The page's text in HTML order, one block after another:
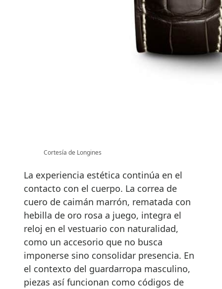
Cortesía de Longines
La experiencia estética continúa en el
contacto con el cuerpo. La correa de
cuero de caimán marrón, rematada con
hebilla de oro rosa a juego, integra el
reloj en el vestuario con naturalidad,
como un accesorio que no busca
imponerse sino consolidar presencia. En
el contexto del guardarropa masculino,
piezas así funcionan como códigos de